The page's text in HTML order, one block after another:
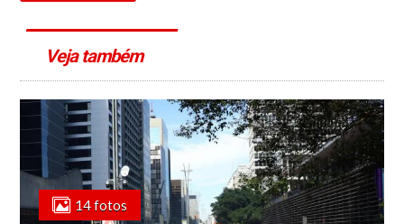
Veja também
14 fotos